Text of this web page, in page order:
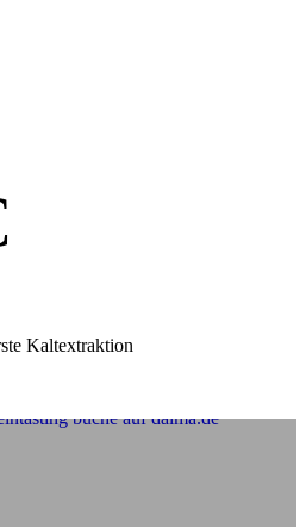
Kaltextraktion